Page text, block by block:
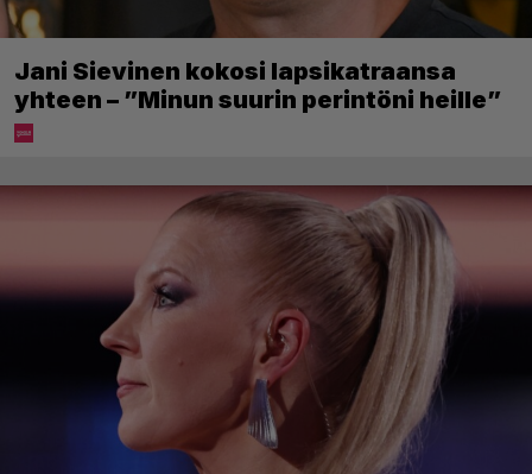
Jani Sievinen kokosi lapsikatraansa
yhteen – ”Minun suurin perintöni heille”